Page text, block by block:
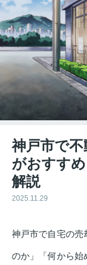
神戸市で
がおすす
解説
2025.11.29
神戸市で自宅の売
のか」「何から始